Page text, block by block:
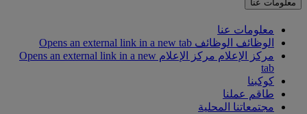
معلومات عنا
معلومات عنا
الوظائف الوظائف Opens an external link in a new tab
مركز الإعلام
مركز الإعلام Opens an external link in a new
tab
كوكبنا
طاقم عملنا
مجتمعاتنا المحلية